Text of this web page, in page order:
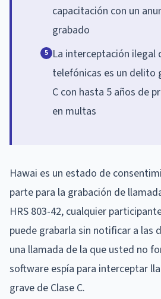
capacitación con un
grabado
5 La interceptación ilegal
telefónicas es un delito
C con hasta 5 años de
en multas
Hawai es un estado de
parte para la grabación de
HRS 803-42, cualquier
puede grabarla sin notificar a las
una llamada de la que usted no
software espía para interceptar
grave de Clase C.